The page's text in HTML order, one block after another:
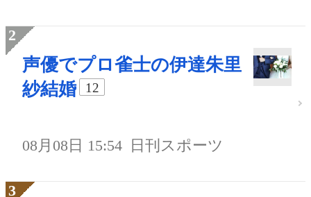
声優でプロ雀士の伊達朱里
紗結婚
12
08月08日 15:54 日刊スポーツ